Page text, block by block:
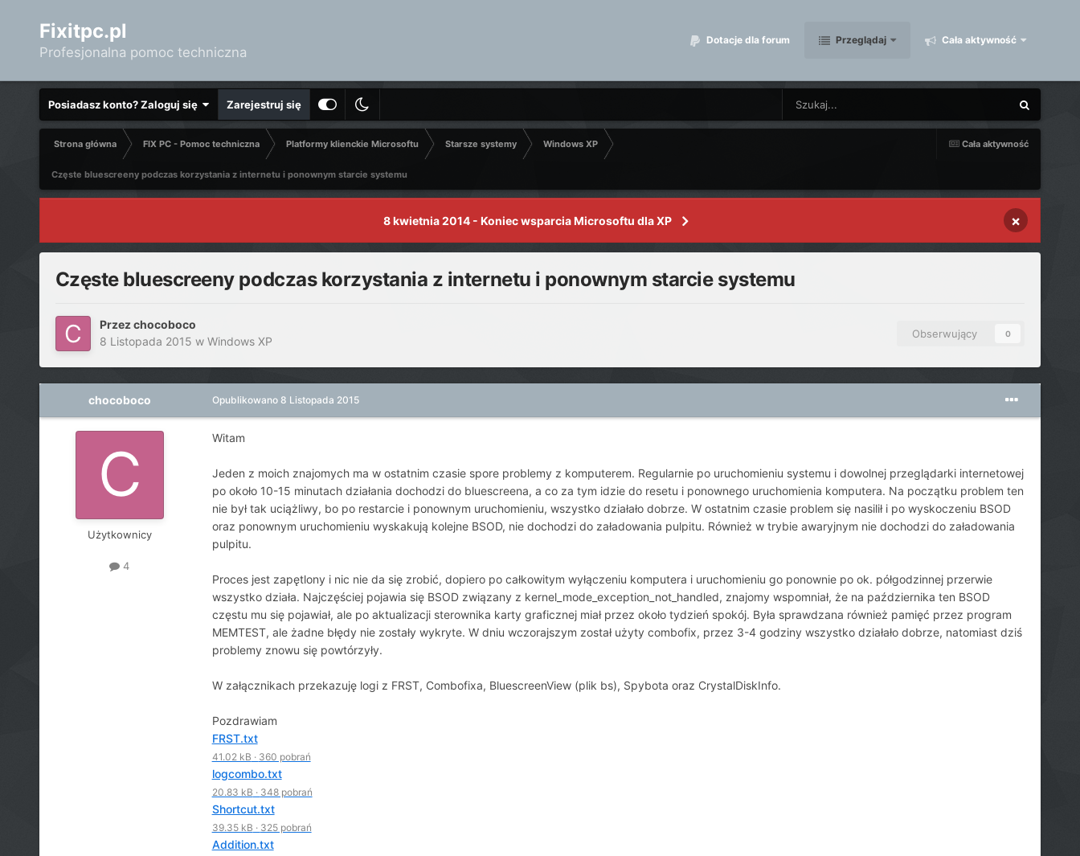
Fixitpc.pl
Profesjonalna pomoc techniczna
Dotacje dla forum Przeglądaj Cała aktywność
Posiadasz konto? Zaloguj się Zarejestruj się
Cała aktywność
Strona główna FIX PC - Pomoc techniczna Platformy klienckie Microsoftu Starsze systemy Windows XP
Częste bluescreeny podczas korzystania z internetu i ponownym starcie systemu
8 kwietnia 2014 - Koniec wsparcia Microsoftu dla XP ×
Częste bluescreeny podczas korzystania z internetu i ponownym starcie systemu
Przezchocoboco
8 Listopada 2015 w Windows XP
Obserwujący 0
chocoboco
Użytkownicy
4
Opublikowano 8 Listopada 2015
Witam
Jeden z moich znajomych ma w ostatnim czasie spore problemy z komputerem. Regularnie po uruchomieniu systemu i dowolnej przeglądarki internetowej
po około 10-15 minutach działania dochodzi do bluescreena, a co za tym idzie do resetu i ponownego uruchomienia komputera. Na początku problem ten
nie był tak uciążliwy, bo po restarcie i ponownym uruchomieniu, wszystko działało dobrze. W ostatnim czasie problem się nasilił i po wyskoczeniu BSOD
oraz ponownym uruchomieniu wyskakują kolejne BSOD, nie dochodzi do załadowania pulpitu. Również w trybie awaryjnym nie dochodzi do załadowania
pulpitu.
Proces jest zapętlony i nic nie da się zrobić, dopiero po całkowitym wyłączeniu komputera i uruchomieniu go ponownie po ok. półgodzinnej przerwie
wszystko działa. Najczęściej pojawia się BSOD związany z kernel_mode_exception_not_handled, znajomy wspomniał, że na października ten BSOD
częstu mu się pojawiał, ale po aktualizacji sterownika karty graficznej miał przez około tydzień spokój. Była sprawdzana również pamięć przez program
MEMTEST, ale żadne błędy nie zostały wykryte. W dniu wczorajszym został użyty combofix, przez 3-4 godziny wszystko działało dobrze, natomiast dziś
problemy znowu się powtórzyły.
W załącznikach przekazuję logi z FRST, Combofixa, BluescreenView (plik bs), Spybota oraz CrystalDiskInfo.
Pozdrawiam
FRST.txt
41.02 kB · 360 pobrań
logcombo.txt
20.83 kB · 348 pobrań
Shortcut.txt
39.35 kB · 325 pobrań
Addition.txt